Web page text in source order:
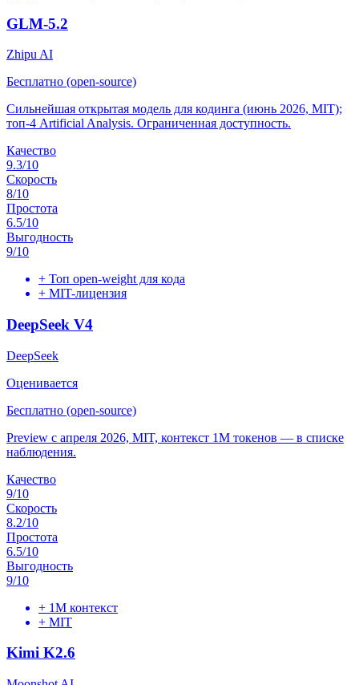
GLM-5.2
Zhipu AI
Бесплатно (open-source)
Сильнейшая открытая модель для кодинга (июнь 2026, MIT);
топ-4 Artificial Analysis. Ограниченная доступность.
Качество
9.3/10
Скорость
8/10
Простота
6.5/10
Выгодность
9/10
+ Топ open-weight для кода
+ MIT-лицензия
DeepSeek V4
DeepSeek
Оценивается
Бесплатно (open-source)
Preview с апреля 2026, MIT, контекст 1M токенов — в списке
наблюдения.
Качество
9/10
Скорость
8.2/10
Простота
6.5/10
Выгодность
9/10
+ 1M контекст
+ MIT
Kimi K2.6